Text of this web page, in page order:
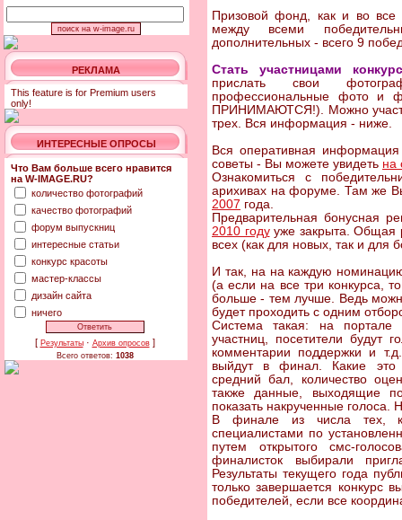
РЕКЛАМА
This feature is for Premium users
only!
ИНТЕРЕСНЫЕ ОПРОСЫ
Что Вам больше всего нравится
на W-IMAGE.RU?
количество фотографий
качество фотографий
форум выпускниц
интересные статьи
конкурс красоты
мастер-классы
дизайн сайта
ничего
[ Результаты· Архив опросов]
Всего ответов: 1038
Призовой фонд, как и во все
между всеми
дополнительных - всего 9
Стать участницами
прислать свои
профессиональные фото и
ПРИНИМАЮТСЯ!). Можно
трех. Вся информация - ниже.
Вся оперативная
советы - Вы можете увидеть на
Ознакомиться с
арихивах на форуме. Там же
2007 года.
Предварительная бонусная
2010 годууже закрыта. Общая
всех (как для новых, так и для
И так, на на каждую
(а если на все три конкурса,
больше - тем лучше. Ведь
будет проходить с одним
Система такая: на портале
участниц, посетители будут
комментарии поддержки и
выйдут в финал. Какие это
средний бал, количество
также данные, выходящие
показать накрученные голоса.
В финале из числа тех,
специалистами по
путем открытого смс-
финалисток выбирали
Результаты текущего года
только завершается конкурс
победителей, если все